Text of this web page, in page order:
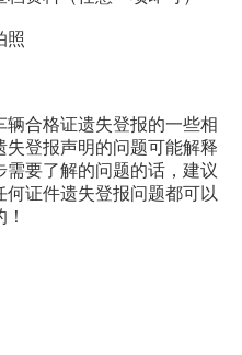
照
辆合格证遗失登报的一些相
登报声明的问题可能解释
要了解的问题的话，建议
证件遗失登报问题都可以